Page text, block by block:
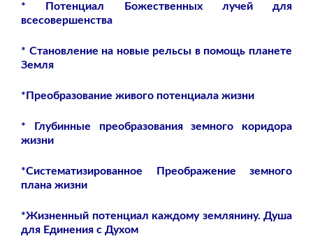
* Потенциал Божественных лучей для
всесовершенства
* Становление на новые рельсы в помощь планете
Земля
*Преобразование живого потенциала жизни
* Глубинные преобразования земного коридора
жизни
*Систематизированное Преображение земного
плана жизни
*Жизненный потенциал каждому землянину. Душа
для Единения с Духом